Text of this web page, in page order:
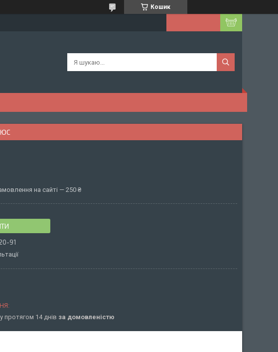
Кошик
на сайті — 250 ₴
91
протягом 14 днів за домовленістю